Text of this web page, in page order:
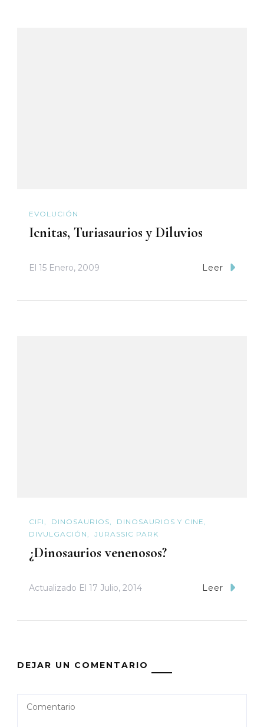
EVOLUCIÓN
Icnitas, Turiasaurios y Diluvios
El 15 Enero, 2009 Leer
CIFI DINOSAURIOS
DINOSAURIOS Y CINE
DIVULGACIÓN
JURASSIC PARK
¿Dinosaurios venenosos?
Actualizado El 17 Julio, 2014 Leer
DEJAR UN COMENTARIO